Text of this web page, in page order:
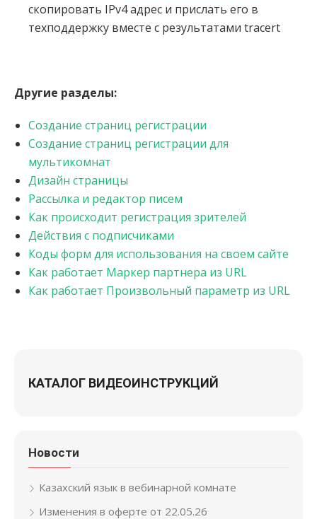
скопировать IPv4 адрес и прислать его в
техподдержку вместе с результатами tracert
Другие разделы:
Создание страниц регистрации
Создание страниц регистрации для
мультикомнат
Дизайн страницы
Рассылка и редактор писем
Как происходит регистрация зрителей
Действия с подписчиками
Коды форм для использования на своем сайте
Как работает Маркер партнера из URL
Как работает Произвольный параметр из URL
КАТАЛОГ ВИДЕОИНСТРУКЦИЙ
Новости
Казахский язык в вебинарной комнате
Изменения в оферте от 22.05.26